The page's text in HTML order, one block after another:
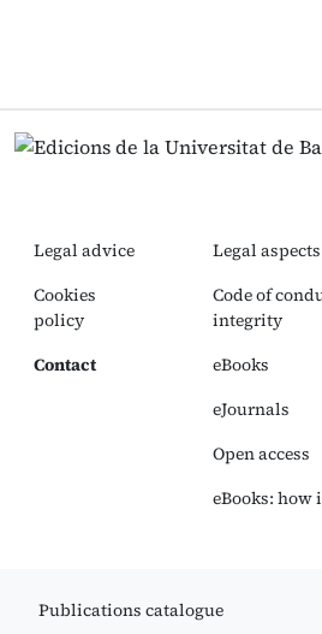
Legal advice
Cookies
policy
Contact
Legal aspects
Code of
integrity
eBooks
eJournals
Open access
eBooks: how
Publications catalogue